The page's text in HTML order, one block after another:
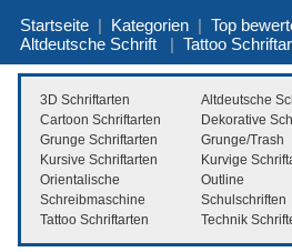
Startseite | Kategorien | Top
Altdeutsche Schrift | Tattoo
3D Schriftarten Altdeutsche
Cartoon Schriftarten
Dekorative
Grunge Schriftarten
Grunge/Trash
Kursive Schriftarten
Kurvige
Orientalische
Outline
Schreibmaschine
Schulschriften
Tattoo Schriftarten
Technik